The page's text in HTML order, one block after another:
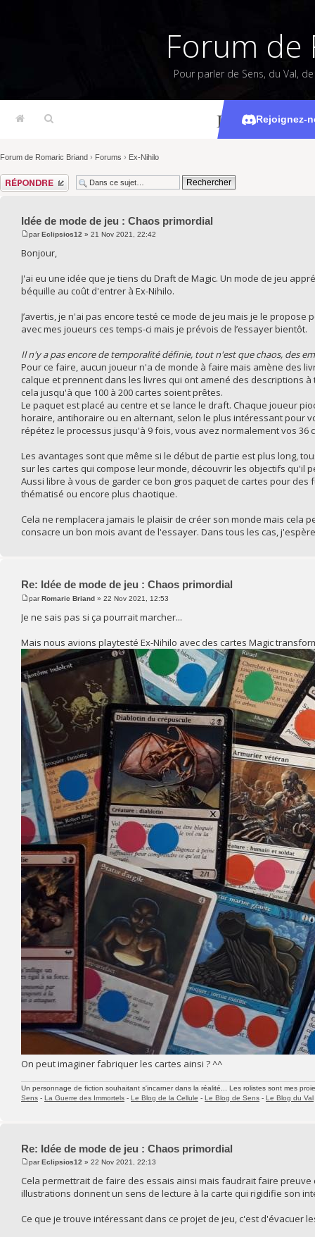
Forum de
Pour parler de Sens, du Val,
Rejoignez-
Idée de
Forum de Romaric Briand › Forums › Ex-Nihilo
Répondre
Idée de mode de jeu : Chaos primordial
parEclipsios12 » 21 Nov 2021, 22:42
Bonjour,
J'ai eu une idée que je tiens du Draft de Magic. Un mode de jeu
béquille au coût d'entrer à Ex-Nihilo.
J’avertis, je n'ai pas encore testé ce mode de jeu mais je le
avec mes joueurs ces temps-ci mais je prévois de l’essayer bientôt.
Il n'y a pas encore de temporalité définie, tout n'est que chaos, des
Pour ce faire, aucun joueur n'a de monde à faire mais amène des
calque et prennent dans les livres qui ont amené des descriptions
cela jusqu'à que 100 à 200 cartes soient prêtes.
Le paquet est placé au centre et se lance le draft. Chaque joueur
horaire, antihoraire ou en alternant, selon le plus intéressant pour
répétez le processus jusqu'à 9 fois, vous avez normalement vos 36
Les avantages sont que même si le début de partie est plus long,
sur les cartes qui compose leur monde, découvrir les objectifs qu'il
Aussi libre à vous de garder ce bon gros paquet de cartes pour
thématisé ou encore plus chaotique.
Cela ne remplacera jamais le plaisir de créer son monde mais cela
consacre un bon mois avant de l'essayer. Dans tous les cas,
Re: Idée de mode de jeu : Chaos primordial
parRomaric Briand » 22 Nov 2021, 12:53
Je ne sais pas si ça pourrait marcher...
Mais nous avions playtesté Ex-Nihilo avec des cartes Magic
On peut imaginer fabriquer les cartes ainsi ? ^^
Un personnage de fiction souhaitant s'incarner dans la réalité... Les rolistes sont mes
Sens - La Guerre des Immortels - Le Blog de la Cellule - Le Blog de Sens - Le Blog du Val
Re: Idée de mode de jeu : Chaos primordial
parEclipsios12 » 22 Nov 2021, 22:13
Cela permettrait de faire des essais ainsi mais faudrait faire
illustrations donnent un sens de lecture à la carte qui rigidifie son
Ce que je trouve intéressant dans ce projet de jeu, c'est d'évacuer